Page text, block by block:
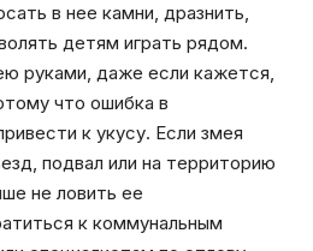
в нее камни, дразнить,
детям играть рядом.
руками, даже если кажется,
что ошибка в
к укусу. Если змея
подвал или на территорию
не ловить ее
к коммунальным